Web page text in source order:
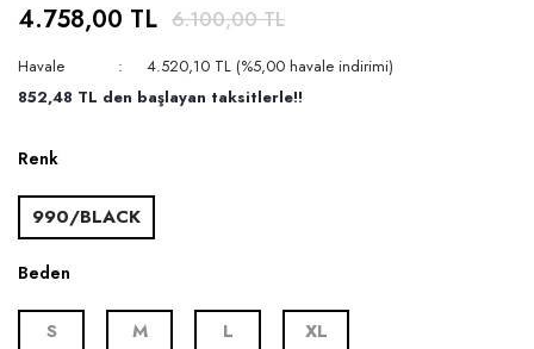
4.758,00 TL 6.100,00 TL
Havale
4.520,10 TL (%5,00 havale indirimi)
852,48 TL den başlayan taksitlerle!!
Renk
990/BLACK
Beden
S M L XL